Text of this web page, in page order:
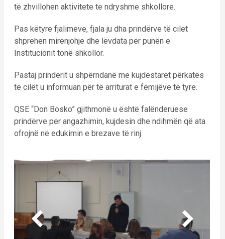
të zhvillohen aktivitete te ndryshme shkollore.
Pas këtyre fjalimeve, fjala ju dha prindërve të cilët
shprehen mirënjohje dhe lëvdata për punën e
Institucionit tonë shkollor.
Pastaj prindërit u shpërndanë me kujdestarët përkatës
të cilët u informuan për të arriturat e fëmijëve të tyre.
QSE “Don Bosko” gjithmonë u është falënderuese
prindërve për angazhimin, kujdesin dhe ndihmën që ata
ofrojnë në edukimin e brezave të rinj.